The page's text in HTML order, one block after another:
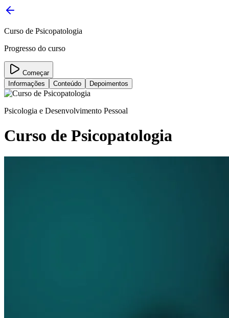
Curso de Psicopatologia
Progresso do curso
Começar
Informações
Conteúdo Depoimentos
Psicologia e Desenvolvimento Pessoal
Curso de Psicopatologia